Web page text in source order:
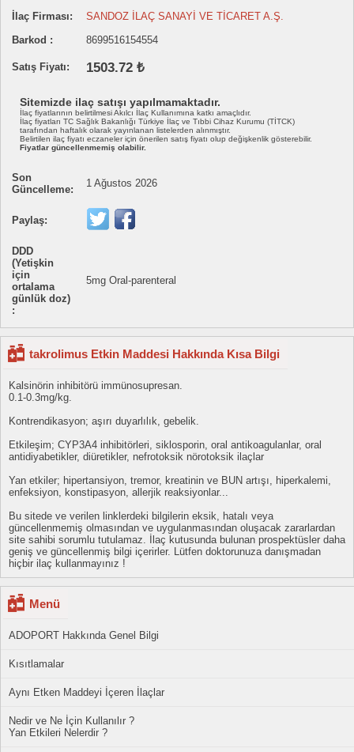
İlaç Firması:
SANDOZ İLAÇ SANAYİ VE TİCARET A.Ş.
Barkod :
8699516154554
Satış Fiyatı: 1503.72 ₺
Sitemizde ilaç satışı yapılmamaktadır.
İlaç fiyatlarının belirtilmesi Akılcı İlaç Kullanımına katkı amaçlıdır.
İlaç fiyatları TC Sağlık Bakanlığı Türkiye İlaç ve Tıbbi Cihaz Kurumu (TİTCK)
tarafından haftalık olarak yayınlanan listelerden alınmıştır.
Belirtilen ilaç fiyatı eczaneler için önerilen satış fiyatı olup değişkenlik gösterebilir.
Fiyatlar güncellenmemiş olabilir.
Son
Güncelleme:
1 Ağustos 2026
Paylaş:
DDD
(Yetişkin
için
ortalama
günlük doz)
:
5mg Oral-parenteral
takrolimus Etkin Maddesi Hakkında Kısa Bilgi
Kalsinörin inhibitörü immünosupresan.
0.1-0.3mg/kg.
Kontrendikasyon; aşırı duyarlılık, gebelik.
Etkileşim; CYP3A4 inhibitörleri, siklosporin, oral antikoagulanlar, oral
antidiyabetikler, diüretikler, nefrotoksik nörotoksik ilaçlar
Yan etkiler; hipertansiyon, tremor, kreatinin ve BUN artışı, hiperkalemi,
enfeksiyon, konstipasyon, allerjik reaksiyonlar...
Bu sitede ve verilen linklerdeki bilgilerin eksik, hatalı veya
güncellenmemiş olmasından ve uygulanmasından oluşacak zararlardan
site sahibi sorumlu tutulamaz. İlaç kutusunda bulunan prospektüsler daha
geniş ve güncellenmiş bilgi içerirler. Lütfen doktorunuza danışmadan
hiçbir ilaç kullanmayınız !
Menü
ADOPORT Hakkında Genel Bilgi
Kısıtlamalar
Aynı Etken Maddeyi İçeren İlaçlar
Nedir ve Ne İçin Kullanılır ?
Yan Etkileri Nelerdir ?